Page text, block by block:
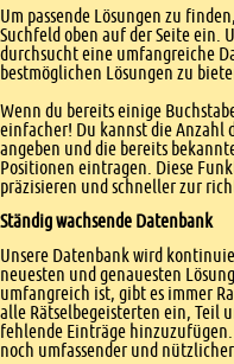
Um passende Lösungen zu
Suchfeld oben auf der Seite
durchsucht eine umfangreiche
bestmöglichen Lösungen zu
Wenn du bereits einige
einfacher! Du kannst die Anzahl
angeben und die bereits
Positionen eintragen. Diese
präzisieren und schneller zur
Ständig wachsende Datenbank
Unsere Datenbank wird
neuesten und genauesten
umfangreich ist, gibt es immer
alle Rätselbegeisterten ein, Teil
fehlende Einträge
noch umfassender und